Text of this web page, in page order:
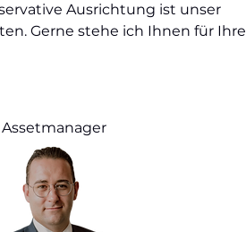
Ausrichtung ist unser
Gerne stehe ich Ihnen für Ihre